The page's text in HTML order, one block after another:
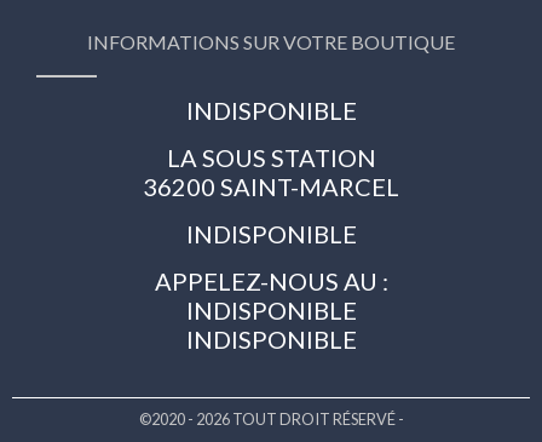
INFORMATIONS SUR VOTRE BOUTIQUE
INDISPONIBLE
LA SOUS STATION
36200 SAINT-MARCEL
INDISPONIBLE
APPELEZ-NOUS AU :
INDISPONIBLE
INDISPONIBLE
©2020 - 2026 TOUT DROIT RÉSERVÉ -